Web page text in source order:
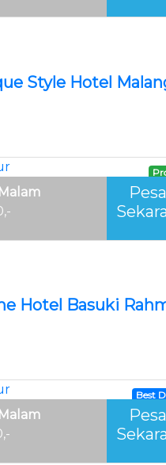
Style Hotel
Hotel Basuki
Best